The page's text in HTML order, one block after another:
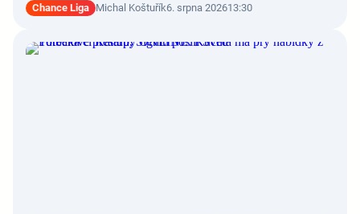
Chance Liga Michal Koštuřík6. srpna 202613:30